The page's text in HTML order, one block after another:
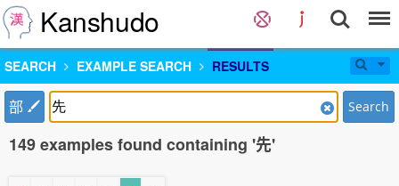
Kanshudo
SEARCH EXAMPLE SEARCH RESULTS
部 Search
149 examples found containing '先'